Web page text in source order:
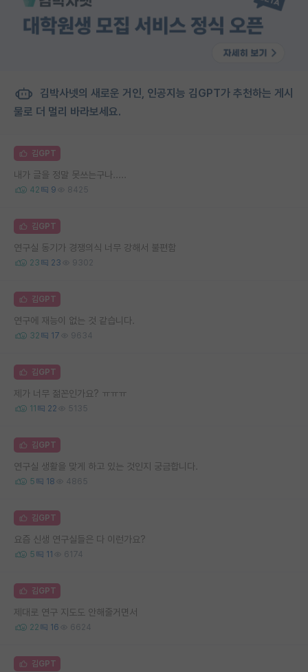
김박사넷의 새로운 거인, 인공지능 김GPT가 추천하는 게시
물로 더 멀리 바라보세요.
김GPT
내가 글을 정말 못쓰는구나.....
42 9 8425
김GPT
연구실 동기가 경쟁의식 너무 강해서 불편함
23 23 9302
김GPT
연구에 재능이 없는 것 같습니다.
32 17 9634
김GPT
제가 너무 젊꼰인가요? ㅠㅠㅠ
11 22 5135
김GPT
연구실 생활을 맞게 하고 있는 것인지 궁금합니다.
5 18 4865
김GPT
요즘 신생 연구실들은 다 이런가요?
5 11 6174
김GPT
제대로 연구 지도도 안해줄거면서
22 16 6624
김GPT